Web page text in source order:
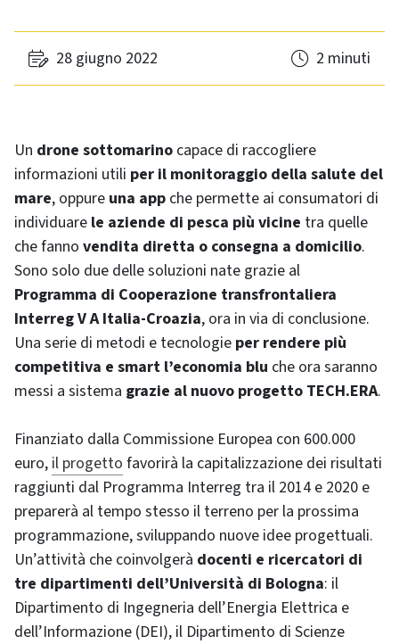
28 giugno 2022 2 minuti
Un drone sottomarino capace di raccogliere
informazioni utili per il monitoraggio della salute del
mare, oppure una app che permette ai consumatori di
individuare le aziende di pesca più vicine tra quelle
che fanno vendita diretta o consegna a domicilio.
Sono solo due delle soluzioni nate grazie al
Programma di Cooperazione transfrontaliera
Interreg V A Italia-Croazia, ora in via di conclusione.
Una serie di metodi e tecnologie per rendere più
competitiva e smart l’economia blu che ora saranno
messi a sistema grazie al nuovo progetto TECH.ERA.
Finanziato dalla Commissione Europea con 600.000
euro, il progetto favorirà la capitalizzazione dei risultati
raggiunti dal Programma Interreg tra il 2014 e 2020 e
preparerà al tempo stesso il terreno per la prossima
programmazione, sviluppando nuove idee progettuali.
Un’attività che coinvolgerà docenti e ricercatori di
tre dipartimenti dell’Università di Bologna: il
Dipartimento di Ingegneria dell’Energia Elettrica e
dell’Informazione (DEI), il Dipartimento di Scienze